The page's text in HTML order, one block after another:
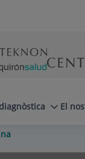
El